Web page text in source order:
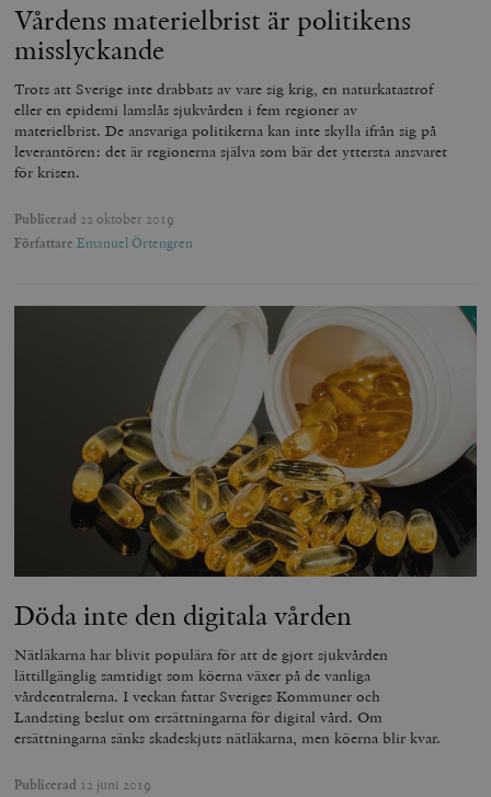
Vårdens materielbrist är politikens
misslyckande
Trots att Sverige inte drabbats av vare sig krig, en naturkatastrof
eller en epidemi lamslås sjukvården i fem regioner av
materielbrist. De ansvariga politikerna kan inte skylla ifrån sig på
leverantören: det är regionerna själva som bär det yttersta ansvaret
för krisen.
Publicerad 22 oktober 2019
Författare Emanuel Örtengren
Döda inte den digitala vården
Nätläkarna har blivit populära för att de gjort sjukvården
lättillgänglig samtidigt som köerna växer på de vanliga
vårdcentralerna. I veckan fattar Sveriges Kommuner och
Landsting beslut om ersättningarna för digital vård. Om
ersättningarna sänks skadeskjuts nätläkarna, men köerna blir kvar.
Publicerad 12 juni 2019